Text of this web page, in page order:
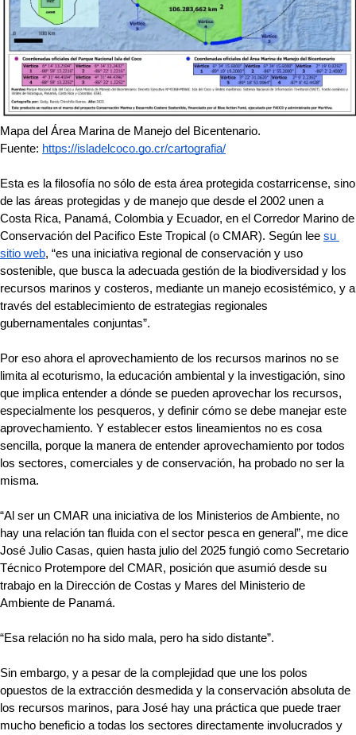
Mapa del Área Marina de Manejo del Bicentenario.
Fuente: https://isladelcoco.go.cr/cartografia/
Esta es la filosofía no sólo de esta área protegida costarricense, sino
de las áreas protegidas y de manejo que desde el 2002 unen a
Costa Rica, Panamá, Colombia y Ecuador, en el Corredor Marino de
Conservación del Pacifico Este Tropical (o CMAR). Según lee su
sitio web, “es una iniciativa regional de conservación y uso
sostenible, que busca la adecuada gestión de la biodiversidad y los
recursos marinos y costeros, mediante un manejo ecosistémico, y a
través del establecimiento de estrategias regionales
gubernamentales conjuntas”.
Por eso ahora el aprovechamiento de los recursos marinos no se
limita al ecoturismo, la educación ambiental y la investigación, sino
que implica entender a dónde se pueden aprovechar los recursos,
especialmente los pesqueros, y definir cómo se debe manejar este
aprovechamiento. Y establecer estos lineamientos no es cosa
sencilla, porque la manera de entender aprovechamiento por todos
los sectores, comerciales y de conservación, ha probado no ser la
misma.
“Al ser un CMAR una iniciativa de los Ministerios de Ambiente, no
hay una relación tan fluida con el sector pesca en general”, me dice
José Julio Casas, quien hasta julio del 2025 fungió como Secretario
Técnico Protempore del CMAR, posición que asumió desde su
trabajo en la Dirección de Costas y Mares del Ministerio de
Ambiente de Panamá.
“Esa relación no ha sido mala, pero ha sido distante”.
Sin embargo, y a pesar de la complejidad que une los polos
opuestos de la extracción desmedida y la conservación absoluta de
los recursos marinos, para José hay una práctica que puede traer
mucho beneficio a todas los sectores directamente involucrados y